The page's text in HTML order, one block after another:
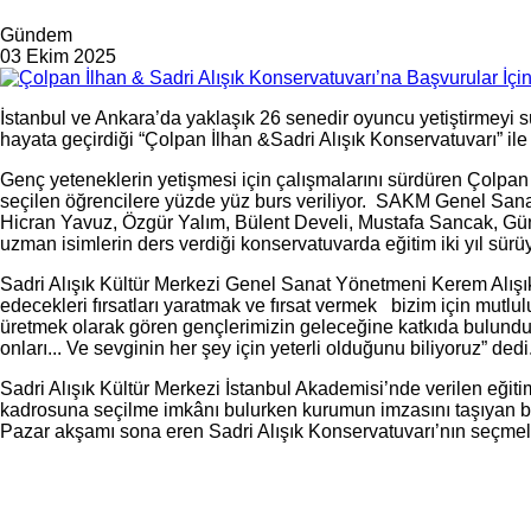
Gündem
03 Ekim 2025
İstanbul ve Ankara’da yaklaşık 26 senedir oyuncu yetiştirmeyi
hayata geçirdiği “Çolpan İlhan &Sadri Alışık Konservatuvarı”
Genç yeteneklerin yetişmesi için çalışmalarını sürdüren
seçilen öğrencilere yüzde yüz burs veriliyor. SAKM Genel
Hicran Yavuz, Özgür Yalım, Bülent Develi, Mustafa Sancak,
uzman isimlerin ders verdiği konservatuvarda eğitim iki yıl
Sadri Alışık Kültür Merkezi Genel Sanat Yönetmeni Kerem
edecekleri fırsatları yaratmak ve fırsat vermek bizim için
üretmek olarak gören gençlerimizin geleceğine katkıda
onları... Ve sevginin her şey için yeterli olduğunu biliyoruz”
Sadri Alışık Kültür Merkezi İstanbul Akademisi’nde verilen
kadrosuna seçilme imkânı bulurken kurumun imzasını
Pazar akşamı sona eren Sadri Alışık Konservatuvarı’nın